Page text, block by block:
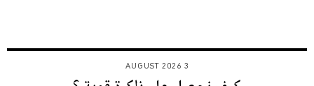
3 AUGUST 2026